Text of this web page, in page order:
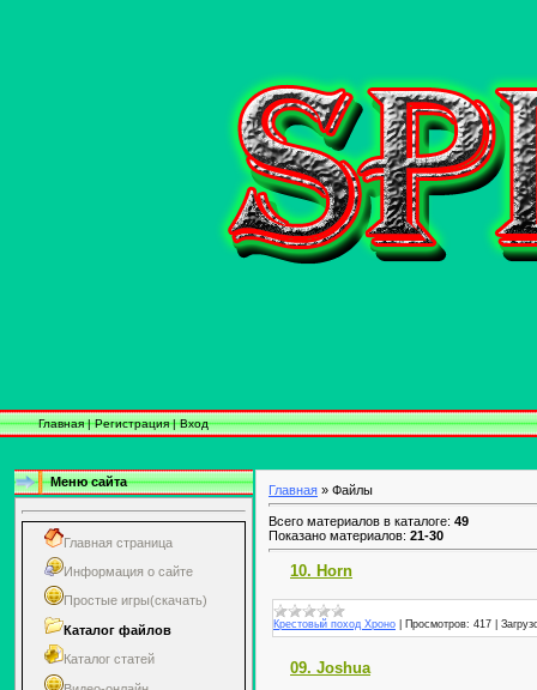
Главная|Регистрация|Вход
Меню сайта
Главная страница
Информация о сайте
Простые игры(скачать)
Каталог файлов
Каталог статей
Главная » Файлы
Всего материалов в каталоге: 49
Показано материалов: 21-30
10. Horn
Крестовый поход Хроно Просмотров: 417
09. Joshua